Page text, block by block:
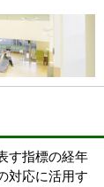
す指標の経年
対応に活用す